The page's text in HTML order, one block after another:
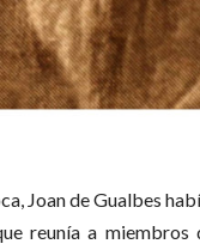
Joan de Gualbes
reunía a